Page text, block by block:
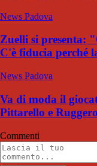
News Padova
Zuelli si presenta:
C'è fiducia perché
News Padova
Va di moda il
Pittarello e
Commenti